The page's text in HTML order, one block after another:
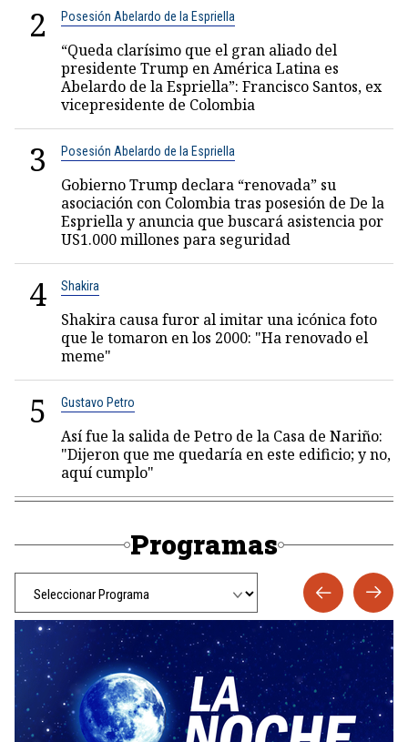
2 Posesión Abelardo de la Espriella
“Queda clarísimo que el gran aliado del
presidente Trump en América Latina es
Abelardo de la Espriella”: Francisco Santos, ex
vicepresidente de Colombia
3 Posesión Abelardo de la Espriella
Gobierno Trump declara “renovada” su
asociación con Colombia tras posesión de De la
Espriella y anuncia que buscará asistencia por
US1.000 millones para seguridad
4 Shakira
Shakira causa furor al imitar una icónica foto
que le tomaron en los 2000: "Ha renovado el
meme"
5 Gustavo Petro
Así fue la salida de Petro de la Casa de Nariño:
"Dijeron que me quedaría en este edificio; y no,
aquí cumplo"
Programas